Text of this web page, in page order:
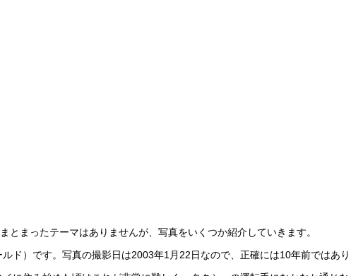
とまったテーマはありませんが、写真をいくつか紹介していきます。
ド）です。写真の撮影日は2003年1月22日なので、正確には10年前ではあ